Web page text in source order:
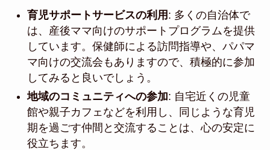
育児サポートサービスの利用 : 多くの自治体で
は、産後ママ向けのサポートプログラムを提供
しています。保健師による訪問指導や、パパマ
マ向けの交流会もありますので、積極的に参加
してみると良いでしょう。
地域のコミュニティへの参加: 自宅近くの児童
館や親子カフェなどを利用し、同じような育児
期を過ごす仲間と交流することは、心の安定に
役立ちます。